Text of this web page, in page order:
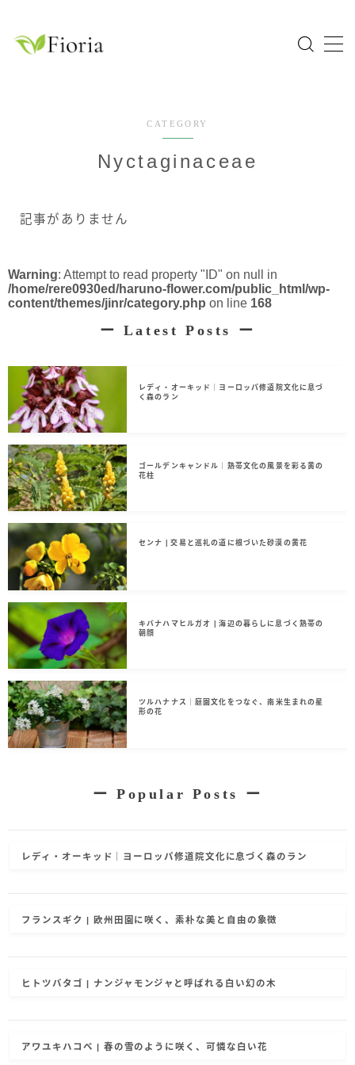
MENU
ハーブ
サイトについて
Language
English
French
CATEGORY
Nyctaginaceae
記事がありません
Warning: Attempt to read property "ID" on null in
/home/rere0930ed/haruno-flower.com/public_html/wp-
content/themes/jinr/category.php on line 168
ー Latest Posts ー
レディ・オーキッド｜ヨーロッパ修道院文化に息づ
く森のラン
ゴールデンキャンドル｜熱帯文化の風景を彩る黄の
花柱
センナ | 交易と巡礼の道に根づいた砂漠の黄花
キバナハマヒルガオ | 海辺の暮らしに息づく熱帯の
朝顔
ツルハナナス｜庭園文化をつなぐ、南米生まれの星
形の花
ーPopular Posts ー
レディ・オーキッド｜ヨーロッパ修道院文化に息づく森のラン
フランスギク | 欧州田園に咲く、素朴な美と自由の象徴
ヒトツバタゴ | ナンジャモンジャと呼ばれる白い幻の木
アワユキハコベ | 春の雪のように咲く、可憐な白い花